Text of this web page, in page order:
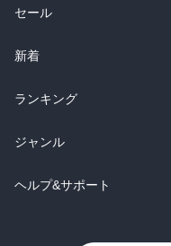
総合
ラノベ
雑誌・グラビア
BL・TL
セール
総合
ラノベ
雑誌・グラビア
BL・TL
新着
総合
ラノベ
雑誌・グラビア
ランキング
総合
ラノベ
ジャンル
コミック
ヘルプ&サポート